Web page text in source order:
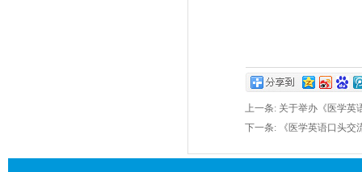
上一条: 关于举办《医学英
下一条:
《医学英语口头